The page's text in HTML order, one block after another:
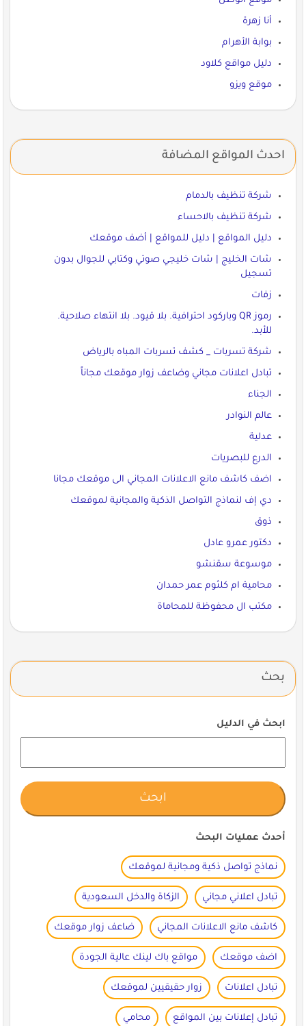
أنا زهرة
بوابة الأهرام
دليل مواقع كلاود
موقع ويزو
احدث المواقع المضافة
شركة تنظيف بالدمام
شركة تنظيف بالاحساء
دليل المواقع | دليل للمواقع | أضف موقعك
شات الخليج | شات خليجي صوتي وكتابي للجوال بدون
تسجيل
زفات
رموز QR وباركود احترافية. بلا قيود. بلا انتهاء صلاحية.
للأبد.
شركة تسربات _ كشف تسربات المباه بالرياض
تبادل اعلانات مجاني وضاعف زوار موقعك مجاناً
الجناء
عالم النوادر
عدلية
الدرع للبصريات
اضف كاشف مانع الاعلانات المجاني الى موقعك مجانا
دي إف لنماذج التواصل الذكية والمجانية لموقعك
ذوق
دكتور عمرو عادل
موسوعة سقنشو
محامية ام كلثوم عمر حمدان
مكتب ال محفوظة للمحاماة
بحث
ابحث في الدليل
أحدث عمليات البحث
نماذج تواصل ذكية ومجانية لموقعك
تبادل اعلاني مجاني الزكاة والدخل السعودية
كاشف مانع الاعلانات المجاني ضاعف زوار موقعك
اضف موقعك مواقع باك لينك عالية الجودة
تبادل اعلانات زوار حقيقيين لموقعك
تبادل إعلانات بين المواقع محامي